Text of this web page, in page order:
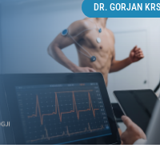
DR. GORJAN